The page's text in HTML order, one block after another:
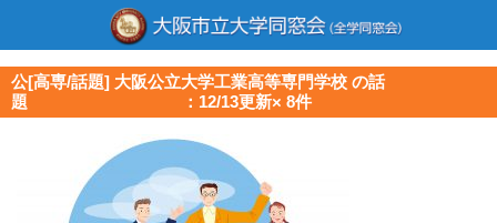
公[高専/話題] 大阪公立大学工業高等専門学校 の話
題 ：12/13更新× 8件